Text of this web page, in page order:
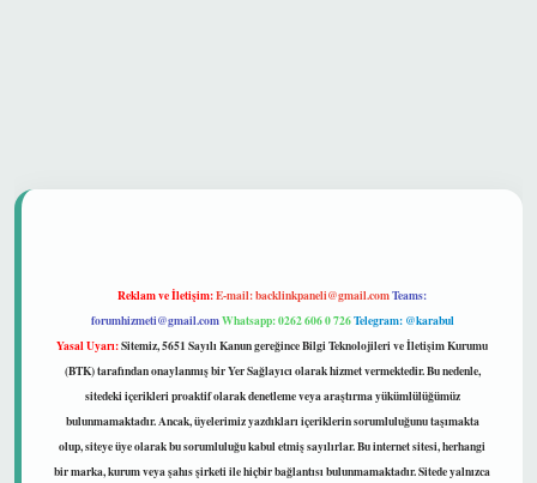
Reklam ve İletişim:E-mail:backlinkpaneli@gmail.comTeams:
forumhizmeti@gmail.comWhatsapp: 0262 606 0 726Telegram: @karabul
Yasal Uyarı:Sitemiz, 5651 Sayılı Kanun gereğince Bilgi Teknolojileri ve İletişim Kurumu
(BTK) tarafından onaylanmış bir Yer Sağlayıcı olarak hizmet vermektedir. Bu nedenle,
sitedeki içerikleri proaktif olarak denetleme veya araştırma yükümlülüğümüz
bulunmamaktadır. Ancak, üyelerimiz yazdıkları içeriklerin sorumluluğunu taşımakta
olup, siteye üye olarak bu sorumluluğu kabul etmiş sayılırlar. Bu internet sitesi, herhangi
bir marka, kurum veya şahıs şirketi ile hiçbir bağlantısı bulunmamaktadır. Sitede yalnızca